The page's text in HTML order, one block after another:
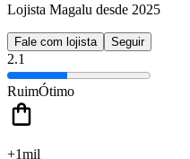
Lojista Magalu desde 2025
Fale com lojista Seguir
2.1
RuimÓtimo
+1mil